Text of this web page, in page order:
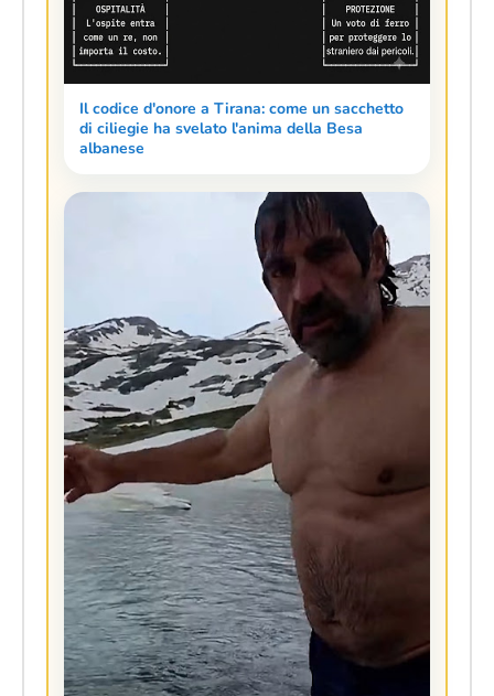
Il codice d'onore a Tirana: come un sacchetto
di ciliegie ha svelato l'anima della Besa
albanese